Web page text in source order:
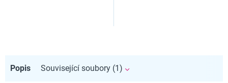
Popis Související soubory (1)